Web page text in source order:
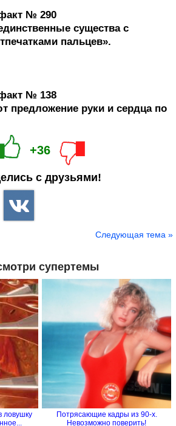
№ 290
существа с
пальцев».
№ 138
предложение руки и сердца по
+36
с друзьями!
Следующая тема »
супертемы
ловушку
Потрясающие кадры из 90-х.
Невозможно поверить!